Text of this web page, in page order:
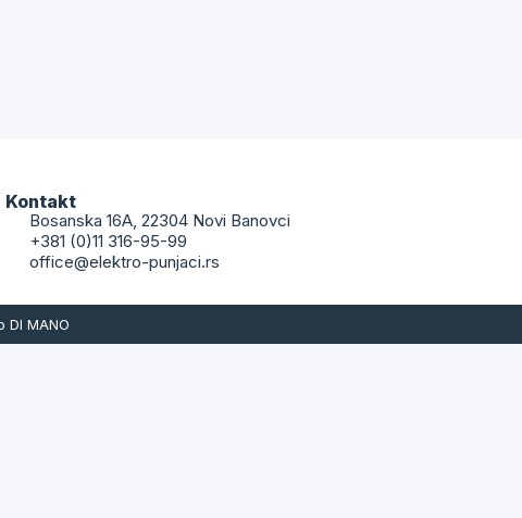
Kontakt
Bosanska 16A, 22304 Novi Banovci
+381 (0)11 316-95-99
office@elektro-punjaci.rs
DI MANO